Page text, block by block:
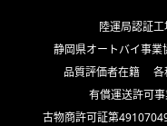
陸運局認証
静岡県オートバイ事業
品質評価者在籍
各
有償運送許可
古物商許可証第